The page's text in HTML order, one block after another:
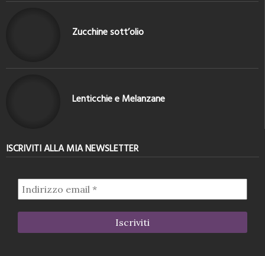
Zucchine sott’olio
Lenticchie e Melanzane
ISCRIVITI ALLA MIA NEWSLETTER